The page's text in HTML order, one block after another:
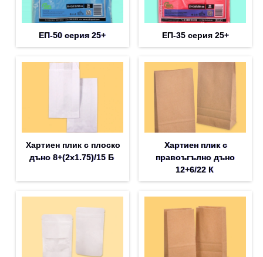
ЕП-50 серия 25+ ЕП-35 серия 25+
Хартиен плик с плоско
дъно 8+(2х1.75)/15 Б
Хартиен плик с
правоъгълно дъно
12+6/22 К